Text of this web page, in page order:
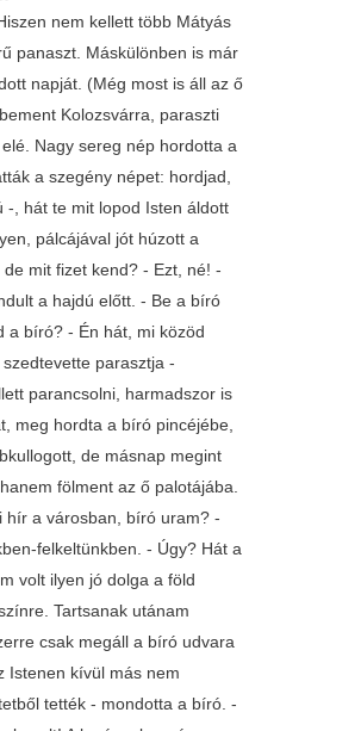
nem kellett több Mátyás
panaszt. Máskülönben is már
napját. (Még most is áll az ő
Kolozsvárra, paraszti
Nagy sereg nép hordotta a
a szegény népet: hordjad,
-, hát te mit lopod Isten áldott
pálcájával jót húzott a
mit fizet kend? - Ezt, né! -
a hajdú előtt. - Be a bíró
a bíró? - Én hát, mi közöd
parasztja -
parancsolni, harmadszor is
meg hordta a bíró pincéjébe,
de másnap megint
fölment az ő palotájába.
hír a városban, bíró uram? -
felkeltünkben. - Úgy? Hát a
volt ilyen jó dolga a föld
Tartsanak utánam
csak megáll a bíró udvara
Istenen kívül más nem
tették - mondotta a bíró. -